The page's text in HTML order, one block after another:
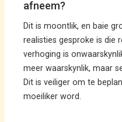
afneem?
Dit is moontlik, en baie
realisties gesproke is die
verhoging is
meer waarskynlik, maar
Dit is veiliger om te
moeiliker word.